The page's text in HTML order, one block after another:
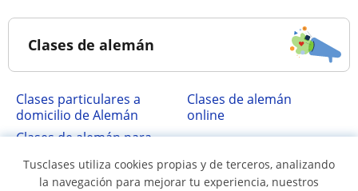
Clases de alemán
clases particulares a
domicilio de Alemán
Clases de alemán
online
Clases de alemán para
Tusclases utiliza cookies propias y de terceros, analizando
la navegación para mejorar tu experiencia, nuestros